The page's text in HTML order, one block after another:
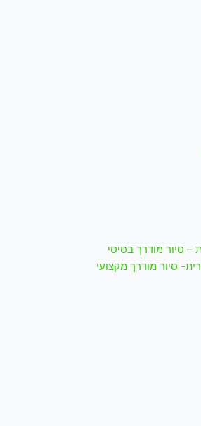
– סיור מודרך בסיסי
סיור מודרך מקצועי